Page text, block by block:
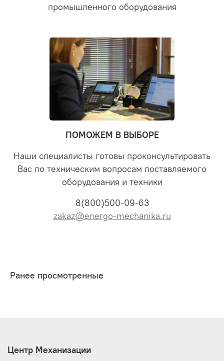
промышленного оборудования
ПОМОЖЕМ В ВЫБОРЕ
Наши специалисты готовы проконсультировать
Вас по техническим вопросам поставляемого
оборудования и техники
8(800)500-09-63
zakaz@energo-mechanika.ru
Ранее просмотренные
Центр Механизации